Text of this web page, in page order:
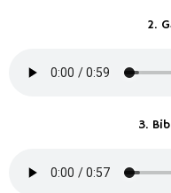
2.
3.